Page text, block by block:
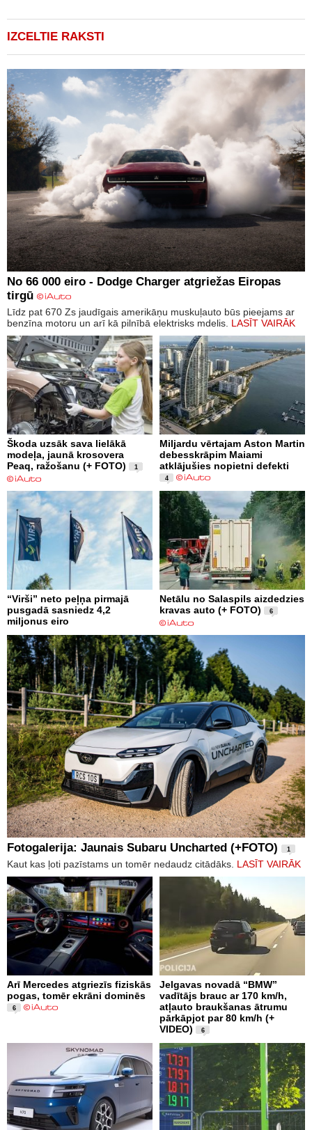
IZCELTIE RAKSTI
No 66 000 eiro - Dodge Charger atgriežas Eiropas
tirgū
Līdz pat 670 Zs jaudīgais amerikāņu muskuļauto būs pieejams ar
benzīna motoru un arī kā pilnībā elektrisks mdelis. LASĪT VAIRĀK
Škoda uzsāk sava lielākā
modeļa, jaunā krosovera
Peaq, ražošanu (+ FOTO)
1
Miljardu vērtajam Aston Martin
debesskrāpim Maiami
atklājušies nopietni defekti
4
“Virši” neto peļņa pirmajā
pusgadā sasniedz 4,2
miljonus eiro
Netālu no Salaspils aizdedzies
kravas auto (+ FOTO)
6
Fotogalerija: Jaunais Subaru Uncharted (+FOTO) 1
Kaut kas ļoti pazīstams un tomēr nedaudz citādāks. LASĪT VAIRĀK
Arī Mercedes atgriezīs fiziskās
pogas, tomēr ekrāni dominēs
6
Jelgavas novadā “BMW”
vadītājs brauc ar 170 km/h,
atļauto braukšanas ātrumu
pārkāpjot par 80 km/h (+
VIDEO)
6